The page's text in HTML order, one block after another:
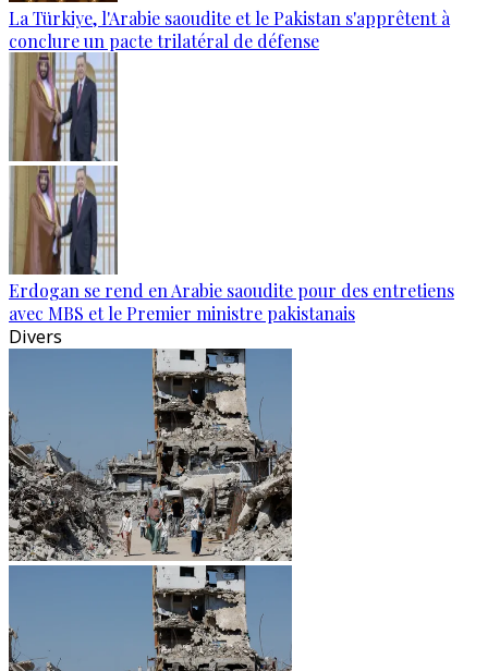
La Türkiye, l'Arabie saoudite et le Pakistan s'apprêtent à
conclure un pacte trilatéral de défense
Erdogan se rend en Arabie saoudite pour des entretiens
avec MBS et le Premier ministre pakistanais
Divers